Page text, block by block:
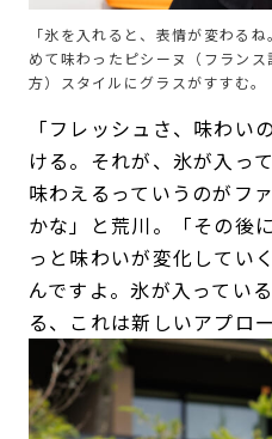
「氷を入れると、表情が変わる
めて味わったピシーヌ（フラン
方）スタイルにグラスがすすむ。
「フレッシュさ、味わい
ける。それが、氷が入っ
味わえるっていうのがフ
かな」と荒川。「その後
っと味わいが変化してい
んですよ。氷が入ってい
る、これは新しいアプロ